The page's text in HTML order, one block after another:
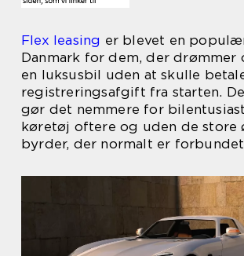
Flex leasing er blevet en
Danmark for dem, der drømmer
en luksusbil uden at skulle
registreringsafgift fra starten.
gør det nemmere for
køretøj oftere og uden de store
byrder, der normalt er